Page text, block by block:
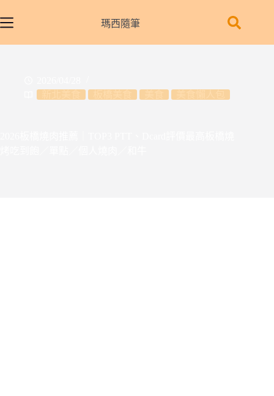
至
瑪西隨筆